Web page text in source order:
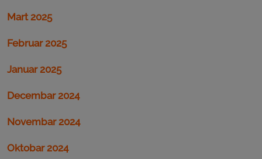
Mart 2025
Februar 2025
Januar 2025
Decembar 2024
Novembar 2024
Oktobar 2024